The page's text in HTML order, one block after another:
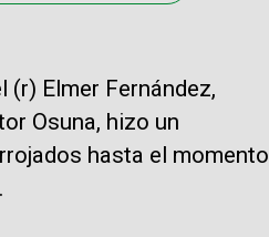
Elmer Fernández,
Osuna, hizo un
hasta el momento